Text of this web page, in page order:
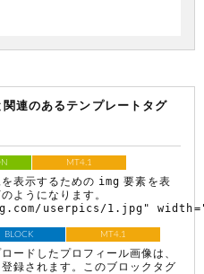
連のあるテンプレートタグ
MT4.1
表示するための img 要素を表
ようになります。
userpics/1.jpg"
BLOCK MT4.1
ードしたプロフィール画像は、
録されます。このブロックタグ